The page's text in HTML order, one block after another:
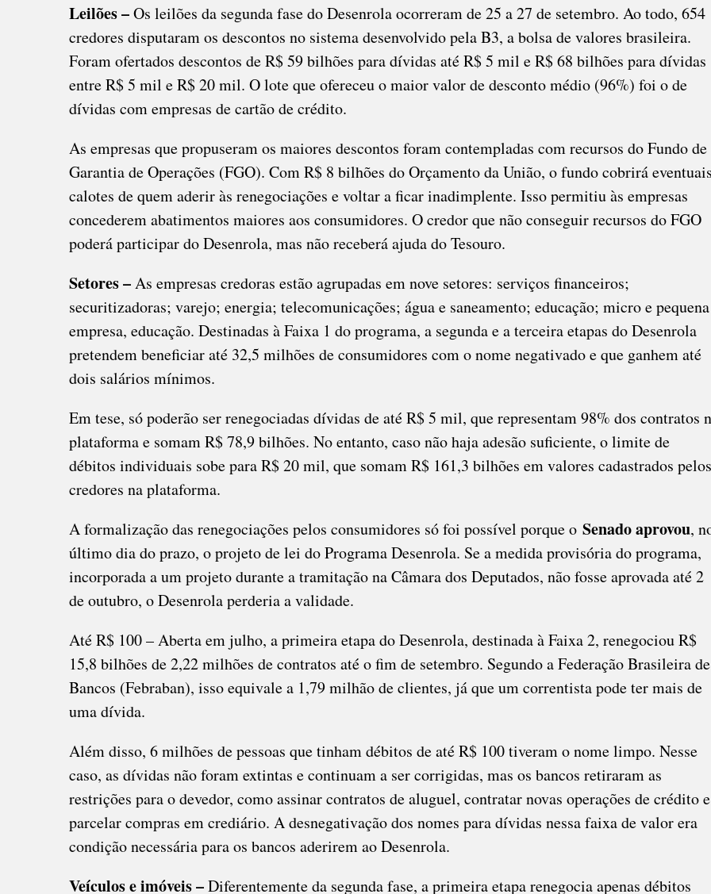
Leilões –Os leilões da segunda fase do Desenrola ocorreram de 25 a 27 de setembro. Ao todo, 654
credores disputaram os descontos no sistema desenvolvido pela B3, a bolsa de valores brasileira.
Foram ofertados descontos de R$ 59 bilhões para dívidas até R$ 5 mil e R$ 68 bilhões para dívidas
entre R$ 5 mil e R$ 20 mil. O lote que ofereceu o maior valor de desconto médio (96%) foi o de
dívidas com empresas de cartão de crédito.
As empresas que propuseram os maiores descontos foram contempladas com recursos do Fundo de
Garantia de Operações (FGO). Com R$ 8 bilhões do Orçamento da União, o fundo cobrirá
calotes de quem aderir às renegociações e voltar a ficar inadimplente. Isso permitiu às empresas
concederem abatimentos maiores aos consumidores. O credor que não conseguir recursos do FGO
poderá participar do Desenrola, mas não receberá ajuda do Tesouro.
Setores –As empresas credoras estão agrupadas em nove setores: serviços financeiros;
securitizadoras; varejo; energia; telecomunicações; água e saneamento; educação; micro e pequena
empresa, educação. Destinadas à Faixa 1 do programa, a segunda e a terceira etapas do Desenrola
pretendem beneficiar até 32,5 milhões de consumidores com o nome negativado e que ganhem até
dois salários mínimos.
Em tese, só poderão ser renegociadas dívidas de até R$ 5 mil, que representam 98% dos contratos
plataforma e somam R$ 78,9 bilhões. No entanto, caso não haja adesão suficiente, o limite de
débitos individuais sobe para R$ 20 mil, que somam R$ 161,3 bilhões em valores cadastrados pelos
credores na plataforma.
A formalização das renegociações pelos consumidores só foi possível porque o Senado aprovou,
último dia do prazo, o projeto de lei do Programa Desenrola. Se a medida provisória do programa,
incorporada a um projeto durante a tramitação na Câmara dos Deputados, não fosse aprovada até 2
de outubro, o Desenrola perderia a validade.
Até R$ 100 – Aberta em julho, a primeira etapa do Desenrola, destinada à Faixa 2, renegociou R$
15,8 bilhões de 2,22 milhões de contratos até o fim de setembro. Segundo a Federação Brasileira de
Bancos (Febraban), isso equivale a 1,79 milhão de clientes, já que um correntista pode ter mais de
uma dívida.
Além disso, 6 milhões de pessoas que tinham débitos de até R$ 100 tiveram o nome limpo. Nesse
caso, as dívidas não foram extintas e continuam a ser corrigidas, mas os bancos retiraram as
restrições para o devedor, como assinar contratos de aluguel, contratar novas operações de crédito e
parcelar compras em crediário. A desnegativação dos nomes para dívidas nessa faixa de valor era
condição necessária para os bancos aderirem ao Desenrola.
Veículos e imóveis –Diferentemente da segunda fase, a primeira etapa renegocia apenas débitos